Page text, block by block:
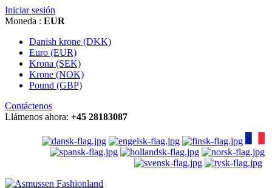
Iniciar sesión
Moneda : EUR
Danish krone (DKK)
Euro (EUR)
Krona (SEK)
Krone (NOK)
Pound (GBP)
Contáctenos
Llámenos ahora: +45 28183087